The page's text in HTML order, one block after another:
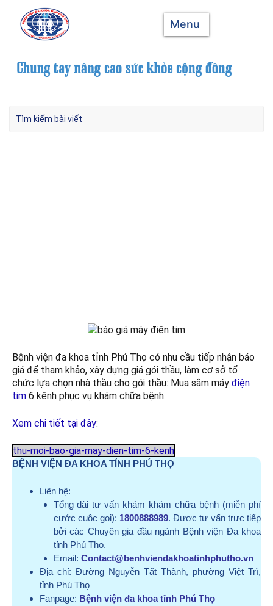
Menu
Bệnh viện đa khoa tỉnh Phú Thọ có nhu cầu tiếp nhận báo
giá để tham khảo, xây dựng giá gói thầu, làm cơ sở tổ
chức lựa chọn nhà thầu cho gói thầu: Mua sắm máy điện
tim 6 kênh phục vụ khám chữa bệnh.
Xem chi tiết tại đây:
thu-moi-bao-gia-may-dien-tim-6-kenh
BỆNH VIỆN ĐA KHOA TỈNH PHÚ THỌ
Liên hệ:
Tổng đài tư vấn khám khám chữa bệnh (miễn phí
cước cuộc gọi): 1800888989. Được tư vấn trực tiếp
bởi các Chuyên gia đầu ngành Bệnh viện Đa khoa
tỉnh Phú Thọ.
Email: Contact@benhviendakhoatinhphutho.vn
Địa chỉ: Đường Nguyễn Tất Thành, phường Việt Trì,
tỉnh Phú Thọ
Fanpage: Bệnh viện đa khoa tỉnh Phú Thọ